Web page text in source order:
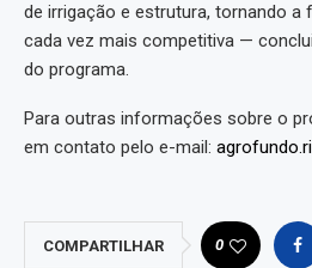
de irrigação e estrutura, tornando a
cada vez mais competitiva —
do programa.
Para outras informações sobre o
em contato pelo e-mail:
COMPARTILHAR 0